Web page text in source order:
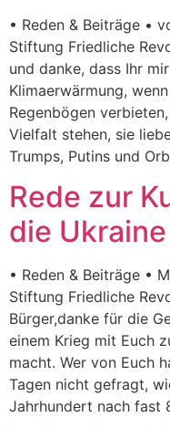
• Reden & Beiträge •
Stiftung Friedliche
und danke, dass Ihr
Klimaerwärmung,
Regenbögen
Vielfalt stehen, sie
Trumps, Putins und
Rede zur
die
• Reden & Beiträge •
Stiftung Friedliche
Bürger,danke für die
einem Krieg mit Euch
macht. Wer von Euch
Tagen nicht gefragt,
Jahrhundert nach fast